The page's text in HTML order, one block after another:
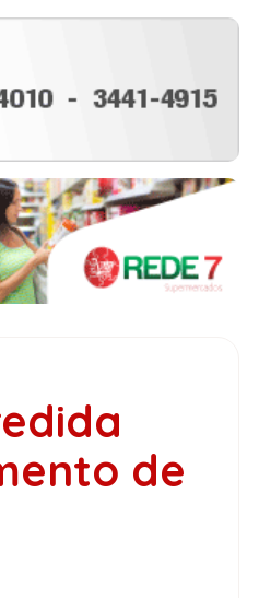
de